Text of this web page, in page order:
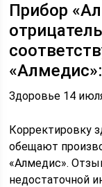
Прибор
Здоровье 14
Корректировку
обещают
«Алмедис».
недостаточной